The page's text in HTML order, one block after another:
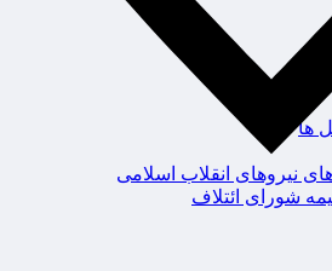
ها
های نیروهای انقلاب اسلامی
شورای ائتلاف